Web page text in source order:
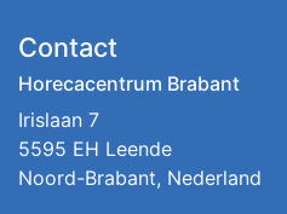
Contact
Horecacentrum Brabant
Irislaan 7
5595 EH Leende
Noord-Brabant, Nederland